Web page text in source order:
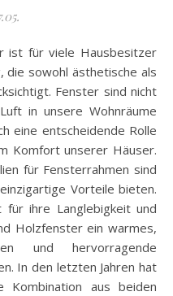
die sowohl ästhetische als
Fenster sind nicht
in unsere Wohnräume
eine entscheidende Rolle
Komfort unserer Häuser.
für Fensterrahmen sind
Vorteile bieten.
für ihre Langlebigkeit und
Holzfenster ein warmes,
und hervorragende
In den letzten Jahren hat
Kombination aus beiden